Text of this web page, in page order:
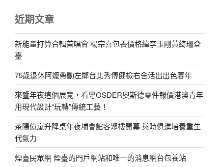
近期文章
新能量打算合輯首唱會 楊宗喜包養價格緯李玉剛黃綺珊登
臺
75歲退休阿嬤帶動左鄰台北秀傳健檢右舍活出出色暮年
來暨年夜這個展覽，看粵OSDER奧斯德零件報價港澳青年
用現代設計“玩轉”傳統工藝！
茶陽億嵐升降桌年夜埔會館客聚樓開幕 與時俱進培養重生
代氣力
煙臺民眾網 煙臺的門戶網站和唯一的消息網台包養站